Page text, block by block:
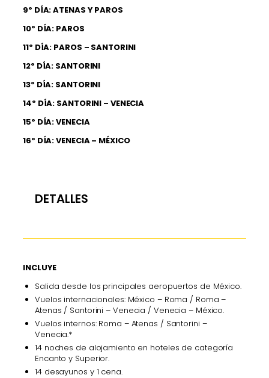
9º DÍA: ATENAS Y PAROS
10º DÍA: PAROS
11º DÍA: PAROS – SANTORINI
12º DÍA: SANTORINI
13º DÍA: SANTORINI
14º DÍA: SANTORINI – VENECIA
15º DÍA: VENECIA
16º DÍA: VENECIA – MÉXICO
DETALLES
INCLUYE
Salida desde los principales aeropuertos de México.
Vuelos internacionales: México – Roma / Roma –
Atenas / Santorini – Venecia / Venecia – México.
Vuelos internos: Roma – Atenas / Santorini –
Venecia.*
14 noches de alojamiento en hoteles de categoría
Encanto y Superior.
14 desayunos y 1 cena.